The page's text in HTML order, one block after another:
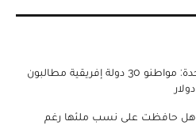
تأشيرة الدخول للولايات المتحدة: مواطنو 30 دولة إفريقية مطالبون
هل حافظت على نسب ملئها رغم